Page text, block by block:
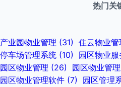
热门关
产业园物业管理 (31) 住云物业
停车场管理系统 (10) 园区物业
园区物业管理 (26) 园区物业管
园区物业管理软件 (7) 园区管理